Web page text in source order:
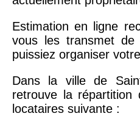
Estimation en ligne
vous les transmet
puissiez organiser
Dans la ville de
retrouve la répartition
locataires suivante :